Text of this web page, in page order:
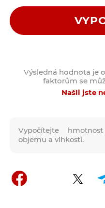
Vypočítejte
objemu a vlhkosti.
Výsledná hodnota je
faktorům se
Našli jste